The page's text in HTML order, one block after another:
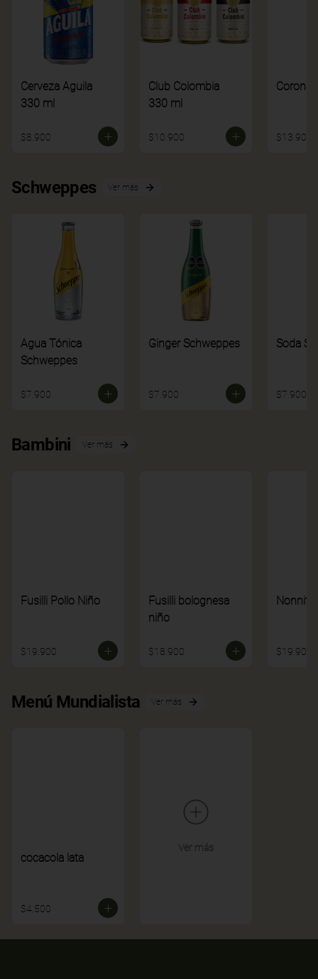
Cerveza Aguila
330 ml
$8.900
Club Colombia
330 ml
$10.900
Corona
$13.900
Schweppes Ver más
Agua Tónica
Schweppes
$7.900
Ginger Schweppes
$7.900
Soda
$7.900
Bambini Ver más
Fusilli Pollo Niño
$19.900
Fusilli bolognesa
niño
$18.900 $19.900
Menú Mundialista Ver más
cocacola lata
$4.500
Ver más